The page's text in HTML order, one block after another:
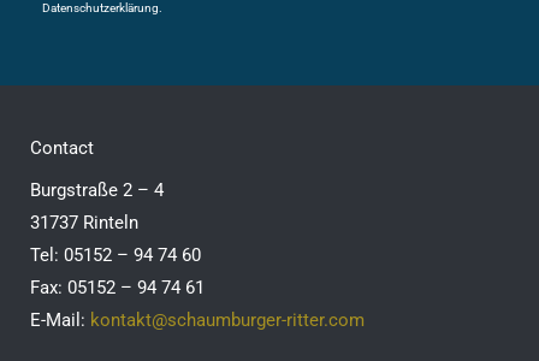
Datenschutzerklärung.
Contact
Burgstraße 2 – 4
31737 Rinteln
Tel: 05152 – 94 74 60
Fax: 05152 – 94 74 61
E-Mail: kontakt@schaumburger-ritter.com